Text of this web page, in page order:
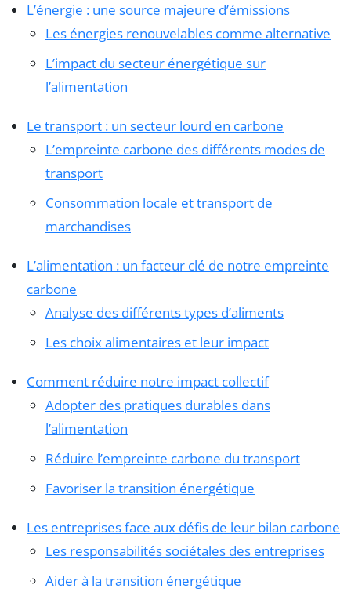
L’énergie : une source majeure d’émissions
Les énergies renouvelables comme alternative
L’impact du secteur énergétique sur
l’alimentation
Le transport : un secteur lourd en carbone
L’empreinte carbone des différents modes de
transport
Consommation locale et transport de
marchandises
L’alimentation : un facteur clé de notre empreinte
carbone
Analyse des différents types d’aliments
Les choix alimentaires et leur impact
Comment réduire notre impact collectif
Adopter des pratiques durables dans
l’alimentation
Réduire l’empreinte carbone du transport
Favoriser la transition énergétique
Les entreprises face aux défis de leur bilan carbone
Les responsabilités sociétales des entreprises
Aider à la transition énergétique